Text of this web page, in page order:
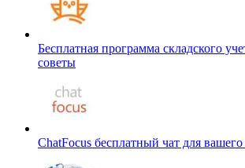
Бесплатная программа складского
советы
ChatFocus бесплатный чат для вашего